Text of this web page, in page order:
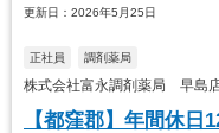
更新日：2026年5月25日
正社員 調剤薬局
株式会社富永調剤薬局 早島
【都窪郡】年間休日